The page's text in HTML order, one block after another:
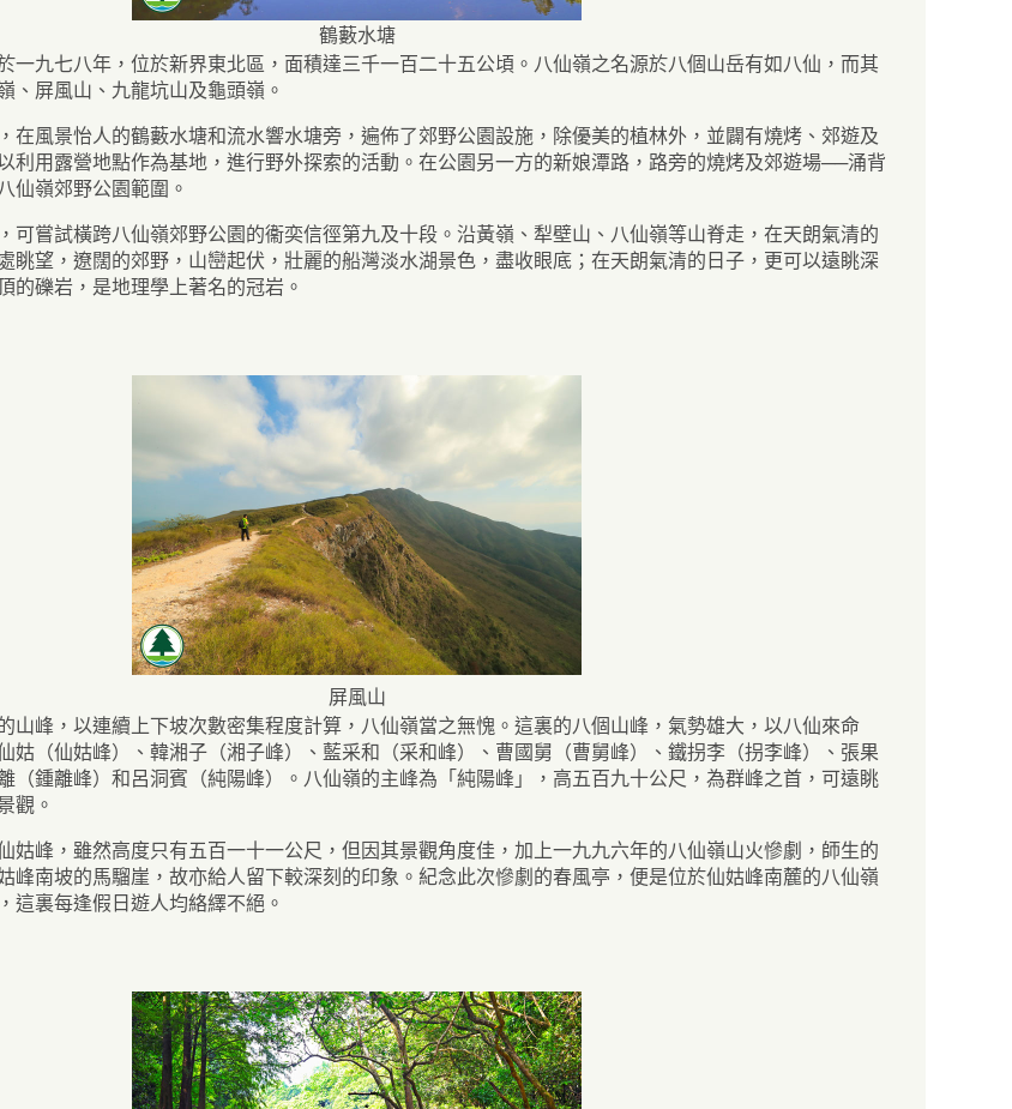
的康
鶴藪水塘
一九七八年，位於新界東北區，面積達三千一百二十五公頃。八仙嶺之名源於八個山岳有如八仙，而其
、屏風山、九龍坑山及龜頭嶺。
在風景怡人的鶴藪水塘和流水響水塘旁，遍佈了郊野公園設施，除優美的植林外，並闢有燒烤、郊遊及
利用露營地點作為基地，進行野外探索的活動。在公園另一方的新娘潭路，路旁的燒烤及郊遊場──涌背
仙嶺郊野公園範圍。
可嘗試橫跨八仙嶺郊野公園的衞奕信徑第九及十段。沿黃嶺、犁壁山、八仙嶺等山脊走，在天朗氣清的
眺望，遼闊的郊野，山巒起伏，壯麗的船灣淡水湖景色，盡收眼底；在天朗氣清的日子，更可以遠眺深
的礫岩，是地理學上著名的冠岩。
屏風山
山峰，以連續上下坡次數密集程度計算，八仙嶺當之無愧。這裏的八個山峰，氣勢雄大，以八仙來命
姑（仙姑峰）、韓湘子（湘子峰）、藍采和（采和峰）、曹國舅（曹舅峰）、鐵拐李（拐李峰）、張果
（鍾離峰）和呂洞賓（純陽峰）。八仙嶺的主峰為「純陽峰」，高五百九十公尺，為群峰之首，可遠眺
觀。
姑峰，雖然高度只有五百一十一公尺，但因其景觀角度佳，加上一九九六年的八仙嶺山火慘劇，師生的
峰南坡的馬騮崖，故亦給人留下較深刻的印象。紀念此次慘劇的春風亭，便是位於仙姑峰南麓的八仙嶺
這裏每逢假日遊人均絡繹不絕。